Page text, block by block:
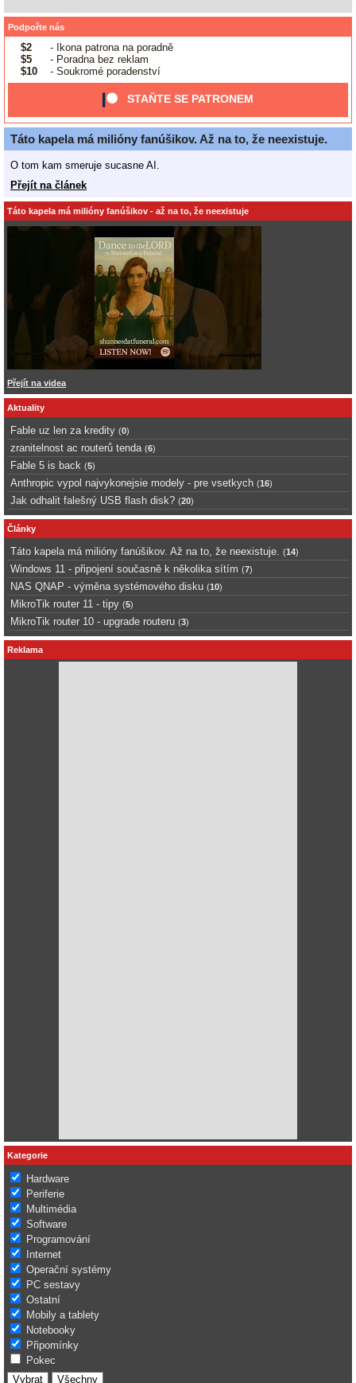
Podpořte nás
$2
- Ikona patrona na poradně
$5
- Poradna bez reklam
$10
- Soukromé poradenství
STAŇTE SE PATRONEM
Táto kapela má milióny fanúšikov. Až na to, že neexistuje.
O tom kam smeruje sucasne AI.
Přejít na článek
Táto kapela má milióny fanúšikov - až na to, že neexistuje
Přejít na videa
Aktuality
Fable uz len za kredity (0)
zranitelnost ac routerů tenda (6)
Fable 5 is back (5)
Anthropic vypol najvykonejsie modely - pre vsetkych (16)
Jak odhalit falešný USB flash disk? (20)
Články
Táto kapela má milióny fanúšikov. Až na to, že neexistuje. (14)
Windows 11 - připojení současně k několika sítím (7)
NAS QNAP - výměna systémového disku (10)
MikroTik router 11 - tipy (5)
MikroTik router 10 - upgrade routeru (3)
Reklama
Kategorie
Hardware
Periferie
Multimédia
Software
Programování
Internet
Operační systémy
PC sestavy
Ostatní
Mobily a tablety
Notebooky
Připomínky
Pokec